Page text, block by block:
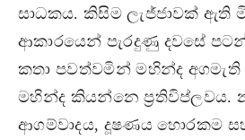
සාධකය. කිසිම ලැජ්ජාවක්
ආකාරයෙන් පැරදුණු දවසේ
කතා පවත්වමින් මහින්ද
මහින්ද කියන්නෙ ප‍්‍රතිවිප්ලවය.
ආගම්වාදය, දූෂණය හොරකම